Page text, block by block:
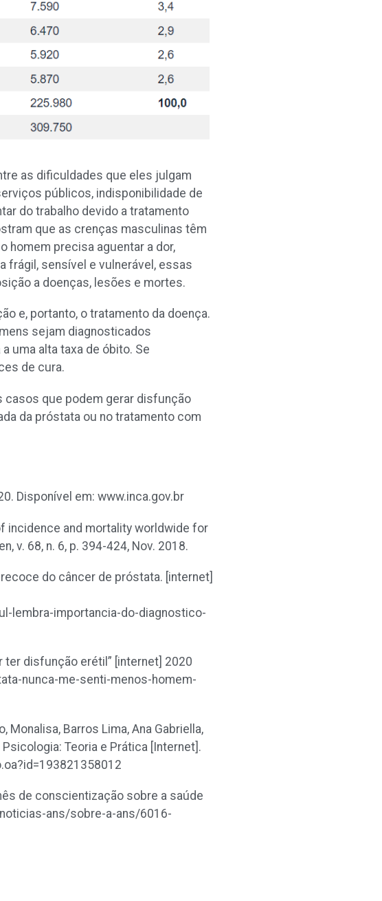
as dificuldades que eles julgam
públicos, indisponibilidade de
do trabalho devido a tratamento
que as crenças masculinas têm
homem precisa aguentar a dor,
frágil, sensível e vulnerável, essas
a doenças, lesões e mortes.
e, portanto, o tratamento da doença.
sejam diagnosticados
uma alta taxa de óbito. Se
de cura.
casos que podem gerar disfunção
da próstata ou no tratamento com
Disponível em: www.inca.gov.br
incidence and mortality worldwide for
v. 68, n. 6, p. 394-424, Nov. 2018.
do câncer de próstata. [internet]
lembra-importancia-do-diagnostico-
ter disfunção erétil” [internet] 2020
nunca-me-senti-menos-homem-
Monalisa, Barros Lima, Ana Gabriella,
Teoria e Prática [Internet].
de conscientização sobre a saúde
ans/sobre-a-ans/6016-